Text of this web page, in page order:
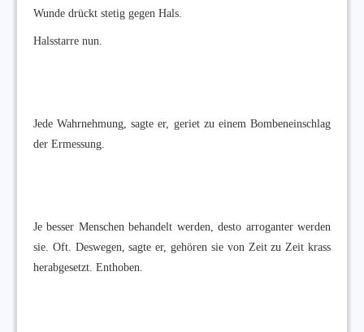
Wunde drückt stetig gegen Hals.
Halsstarre nun.
Jede Wahrnehmung, sagte er, geriet zu einem Bombeneinschlag
der Ermessung.
Je besser Menschen behandelt werden, desto arroganter werden
sie. Oft. Deswegen, sagte er, gehören sie von Zeit zu Zeit krass
herabgesetzt. Enthoben.